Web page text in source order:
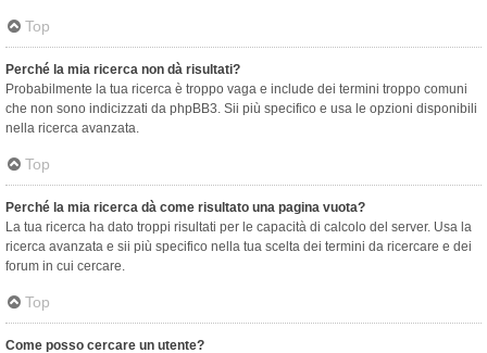
Top
Perché la mia ricerca non dà risultati?
Probabilmente la tua ricerca è troppo vaga e include dei termini troppo comuni
che non sono indicizzati da phpBB3. Sii più specifico e usa le opzioni disponibili
nella ricerca avanzata.
Top
Perché la mia ricerca dà come risultato una pagina vuota?
La tua ricerca ha dato troppi risultati per le capacità di calcolo del server. Usa la
ricerca avanzata e sii più specifico nella tua scelta dei termini da ricercare e dei
forum in cui cercare.
Top
Come posso cercare un utente?